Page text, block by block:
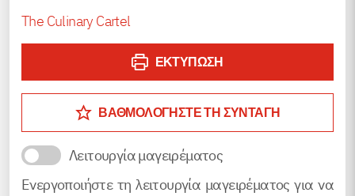
The Culinary Cartel
ΕΚΤΎΠΩΣΗ
ΒΑΘΜΟΛΟΓΗΣΤΕ ΤΗ ΣΥΝΤΑΓΗ
Λειτουργία μαγειρέματος
Ενεργοποιήστε τη λειτουργία μαγειρέματος για να